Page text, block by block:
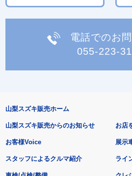
電話でのお
055-223-
山梨スズキ販売ホーム
山梨スズキ販売からのお知らせ
お客様Voice
スタッフによるクルマ紹介
お店
展示
ライ